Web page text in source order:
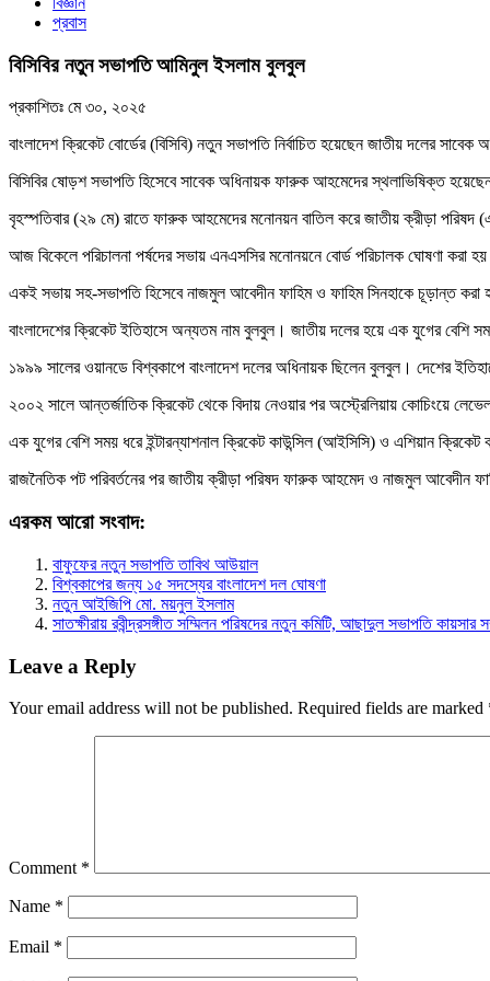
প্রবাস
বিসিবির নতুন সভাপতি আমিনুল ইসলাম বুলবুল
প্রকাশিতঃ মে ৩০, ২০২৫
বাংলাদেশ ক্রিকেট বোর্ডের (বিসিবি) নতুন সভাপতি নির্বাচিত হয়েছেন জাতীয় দলের
বিসিবির ষোড়শ সভাপতি হিসেবে সাবেক অধিনায়ক ফারুক আহমেদের স্থলাভিষিক্ত
বৃহস্পতিবার (২৯ মে) রাতে ফারুক আহমেদের মনোনয়ন বাতিল করে জাতীয় ক্রীড়া পরিষদ
আজ বিকেলে পরিচালনা পর্ষদের সভায় এনএসসির মনোনয়নে বোর্ড পরিচালক ঘোষণা করা
একই সভায় সহ-সভাপতি হিসেবে নাজমুল আবেদীন ফাহিম ও ফাহিম সিনহাকে চূড়ান্ত করা
বাংলাদেশের ক্রিকেট ইতিহাসে অন্যতম নাম বুলবুল। জাতীয় দলের হয়ে এক যুগের বেশি
১৯৯৯ সালের ওয়ানডে বিশ্বকাপে বাংলাদেশ দলের অধিনায়ক ছিলেন বুলবুল। দেশের
২০০২ সালে আন্তর্জাতিক ক্রিকেট থেকে বিদায় নেওয়ার পর অস্ট্রেলিয়ায় কোচিংয়ে
এক যুগের বেশি সময় ধরে ইন্টারন্যাশনাল ক্রিকেট কাউন্সিল (আইসিসি) ও এশিয়ান ক্রিকেট
রাজনৈতিক পট পরিবর্তনের পর জাতীয় ক্রীড়া পরিষদ ফারুক আহমেদ ও নাজমুল আবেদীন
এরকম আরো সংবাদ:
বাফুফের নতুন সভাপতি তাবিথ আউয়াল
বিশ্বকাপের জন্য ১৫ সদস্যের বাংলাদেশ দল ঘোষণা
নতুন আইজিপি মো. ময়নুল ইসলাম
সাতক্ষীরায় রবীন্দ্রসঙ্গীত সম্মিলন পরিষদের নতুন কমিটি, আছাদুল সভাপতি কায়সার
Leave a Reply
Your email address will not be published. Required fields are marked
Comment *
Name *
Email *